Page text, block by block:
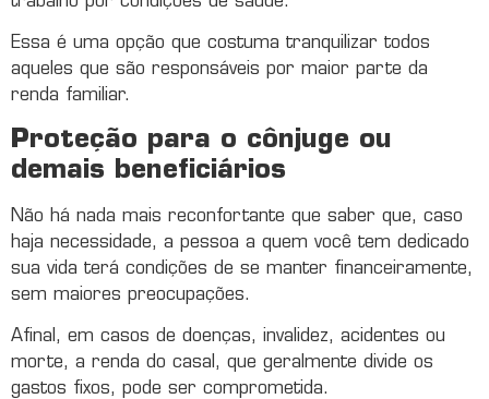
Essa é uma opção que costuma tranquilizar todos
aqueles que são responsáveis por maior parte da
renda familiar.
Proteção para o cônjuge ou
demais beneficiários
Não há nada mais reconfortante que saber que, caso
haja necessidade, a pessoa a quem você tem dedicado
sua vida terá condições de se manter financeiramente,
sem maiores preocupações.
Afinal, em casos de doenças, invalidez, acidentes ou
morte, a renda do casal, que geralmente divide os
gastos fixos, pode ser comprometida.